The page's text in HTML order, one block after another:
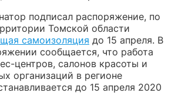
подписал распоряжение, по
Томской области
самоизоляция до 15 апреля. В
сообщается, что работа
центров, салонов красоты и
организаций в регионе
до 15 апреля 2020